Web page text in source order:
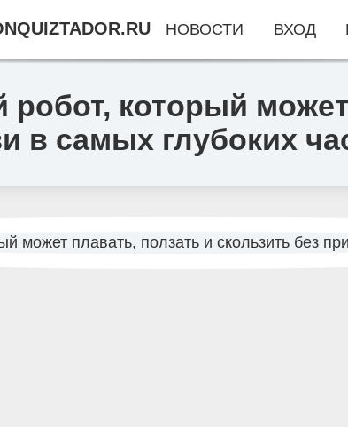
который
в самых глубоких
НОВОСТИ ВХОД